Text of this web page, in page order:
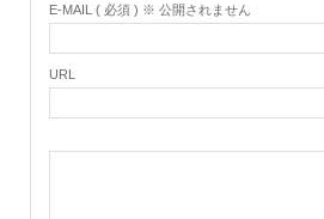
E-MAIL ( 必須 ) ※ 公開されません
URL